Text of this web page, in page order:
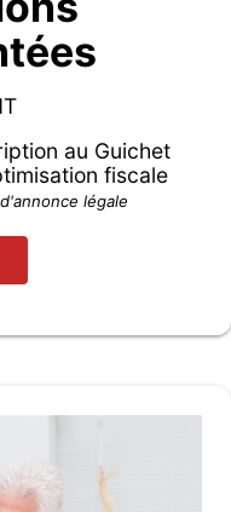
au Guichet
fiscale
légale